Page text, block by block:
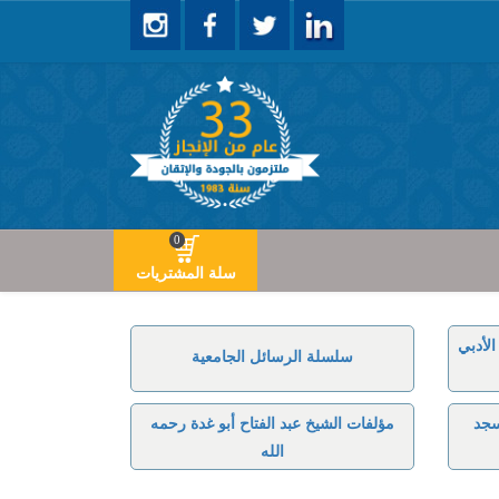
سلة المشتريات
0
سلسلة الرسائل الجامعية
مؤلفات الشيخ عبد الفتاح أبو غدة رحمه
الله